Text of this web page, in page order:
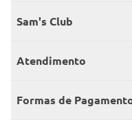
Quem somos
Encontre um Clube
Sam's Club
Seja sócio
Member’s Mark
Atendimento
Fale conosco
Atendimento em libras
Formas de